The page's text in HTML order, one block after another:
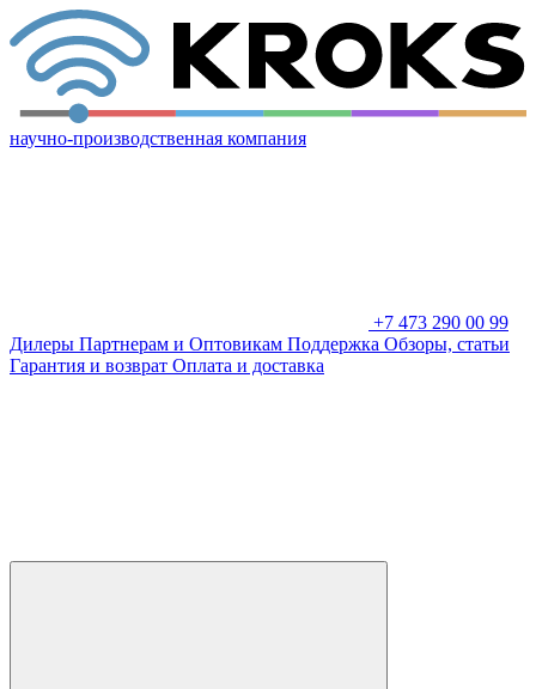
научно-производственная компания
+7 473 290 00 99
Дилеры Партнерам и Оптовикам Поддержка Обзоры, статьи
Гарантия и возврат Оплата и доставка